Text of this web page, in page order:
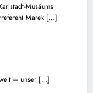
Musäums
Marek […]
– unser […]